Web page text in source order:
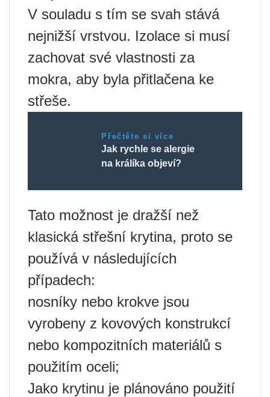
V souladu s tím se svah stává
nejnižší vrstvou. Izolace si musí
zachovat své vlastnosti za
mokra, aby byla přitlačena ke
střeše.
Přečtěte si více
Jak rychle se alergie
na králíka objeví?
Tato možnost je dražší než
klasická střešní krytina, proto se
používá v následujících
případech:
nosníky nebo krokve jsou
vyrobeny z kovových konstrukcí
nebo kompozitních materiálů s
použitím oceli;
Jako krytinu je plánováno použití